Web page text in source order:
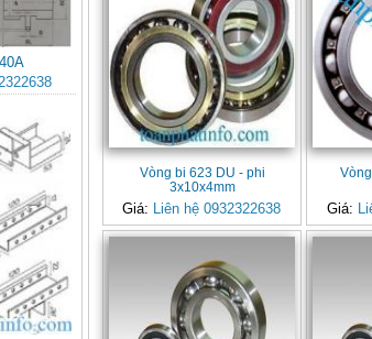
Vòng bi 623 DU - phi
3x10x4mm
Giá: Liên hệ 0932322638 Giá: